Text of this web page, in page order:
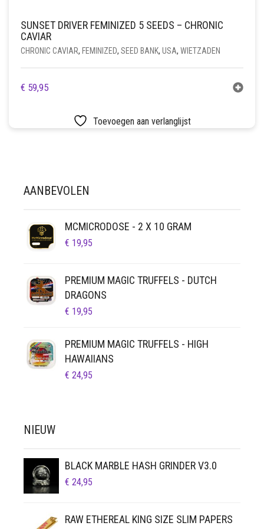
SUNSET DRIVER FEMINIZED 5 SEEDS – CHRONIC
CAVIAR
CHRONIC CAVIAR, FEMINIZED, SEED BANK, USA, WIETZADEN
€ 59,95
Toevoegen aan verlanglijst
AANBEVOLEN
MCMICRODOSE - 2 X 10 GRAM
€ 19,95
PREMIUM MAGIC TRUFFELS - DUTCH
DRAGONS
€ 19,95
PREMIUM MAGIC TRUFFELS - HIGH
HAWAIIANS
€ 24,95
NIEUW
BLACK MARBLE HASH GRINDER V3.0
€ 24,95
RAW ETHEREAL KING SIZE SLIM PAPERS